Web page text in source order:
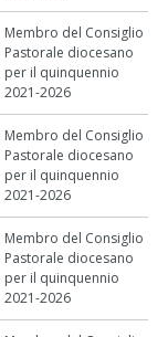
Membro del Consiglio
Pastorale diocesano
per il quinquennio
2021-2026
Membro del Consiglio
Pastorale diocesano
per il quinquennio
2021-2026
Membro del Consiglio
Pastorale diocesano
per il quinquennio
2021-2026